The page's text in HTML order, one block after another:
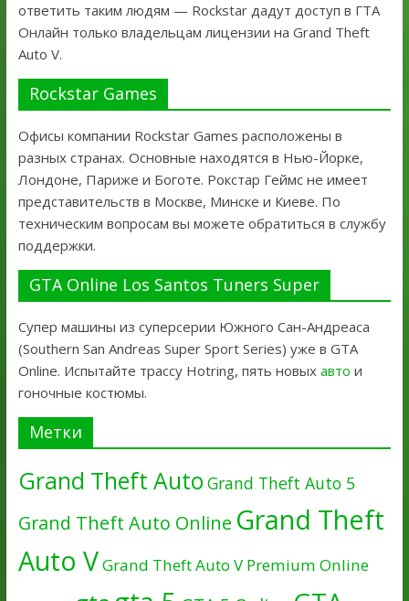
ответить таким людям — Rockstar дадут доступ в ГТА
Онлайн только владельцам лицензии на Grand Theft
Auto V.
Rockstar Games
Офисы компании Rockstar Games расположены в
разных странах. Основные находятся в Нью-Йорке,
Лондоне, Париже и Боготе. Рокстар Геймс не имеет
представительств в Москве, Минске и Киеве. По
техническим вопросам вы можете обратиться в службу
поддержки.
GTA Online Los Santos Tuners Super
Супер машины из суперсерии Южного Сан-Андреаса
(Southern San Andreas Super Sport Series) уже в GTA
Online. Испытайте трассу Hotring, пять новых авто и
гоночные костюмы.
Метки
Grand Theft Auto Grand Theft Auto 5
Grand Theft Auto Online Grand Theft
Auto VGrand Theft Auto V Premium Online